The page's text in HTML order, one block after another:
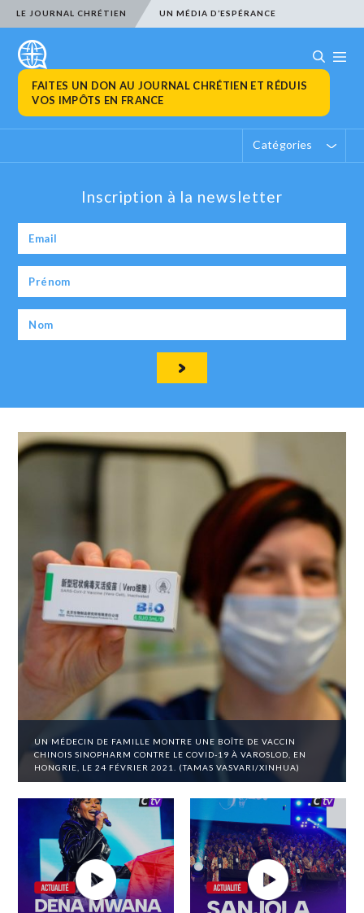
LE JOURNAL CHRÉTIEN UN MÉDIA D’ESPÉRANCE
FAITES UN DON AU JOURNAL CHRÉTIEN ET RÉDUIS
VOS IMPÔTS EN FRANCE
Catégories
Inscription à la newsletter
UN MÉDECIN DE FAMILLE MONTRE UNE BOÎTE DE VACCIN
CHINOIS SINOPHARM CONTRE LE COVID-19 À VAROSLOD, EN
HONGRIE, LE 24 FÉVRIER 2021. (TAMAS VASVARI/XINHUA)